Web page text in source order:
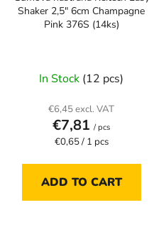
Shaker 2,5" 6cm Champagne
Pink 376S (14ks)
In Stock (12 pcs)
€6,45 excl. VAT
€7,81 / pcs
Measure
€0,65 / 1 pcs
ADD TO CART